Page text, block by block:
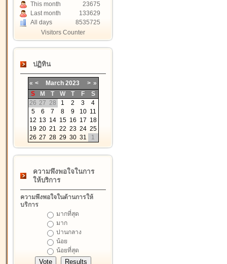
This month
23675
Last month
133629
All days
8535725
Visitors Counter
ปฏิทิน
« < March 2023 > »
S
M T W T F
S
26 27 28 1 2 3
4
5
6 7 8 9 10 11
12 13 14 15 16 17 18
19 20 21 22 23 24 25
26 27 28 29 30 31 1
ความพึงพอใจในการ
ให้บริการ
ความพึงพอใจในด้านการให้
บริการ
มากที่สุด
มาก
ปานกลาง
น้อย
น้อยที่สุด